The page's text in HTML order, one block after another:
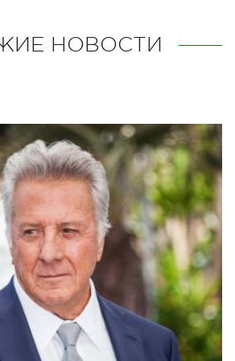
НОВОСТИ